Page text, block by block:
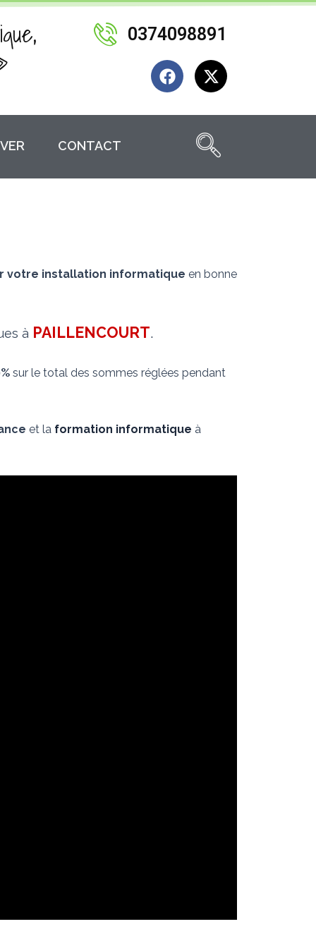
0374098891
F
a
e
k
X
-
w
i
t
e
CONTACT
votre installation informatique en bonne
à PAILLENCOURT.
sur le total des sommes réglées pendant
et la formation informatique à